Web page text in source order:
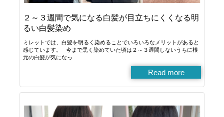
２～３週間で気になる白髪が目立ちにくくなる明
るい白髪染め
ミレットでは、白髪を明るく染めることでいろいろなメリットがあると
感じています。 今まで黒く染めていた頃は２～３週間しないうちに根
元の白髪が気になっ…
Read more